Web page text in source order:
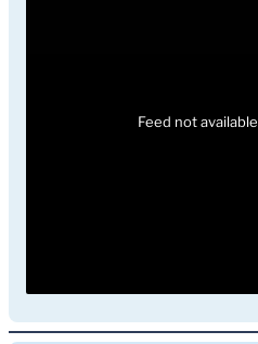
Feed not available